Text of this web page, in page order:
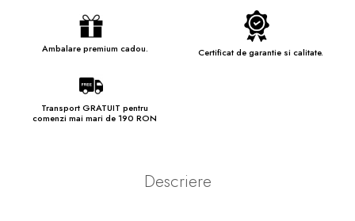
Ambalare premium cadou. Certificat de garantie si calitate.
Transport GRATUIT pentru
comenzi mai mari de 190 RON
Descriere